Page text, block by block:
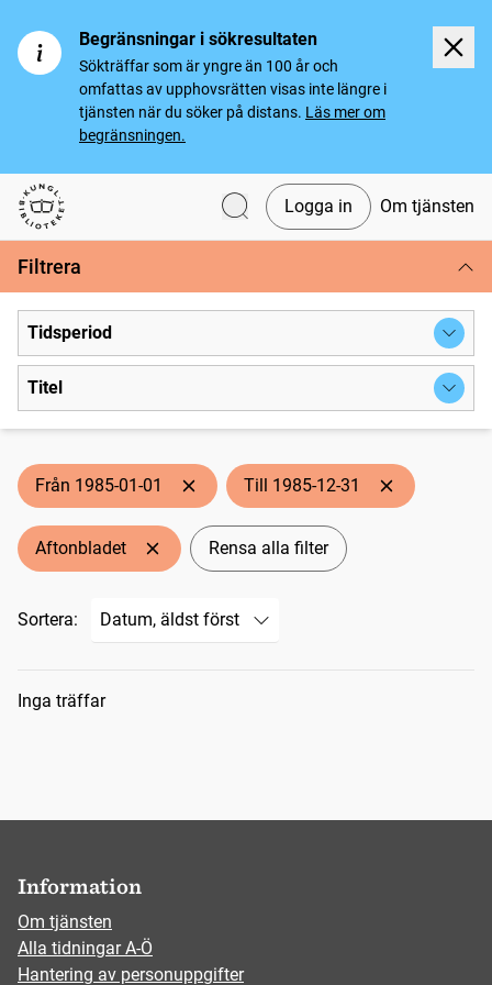
Begränsningar i sökresultaten
Sökträffar som är yngre än 100 år och
omfattas av upphovsrätten visas inte längre i
tjänsten när du söker på distans. Läs mer om
begränsningen.
Svenska tidningar
Logga in Om tjänsten
Filtrera
Tidsperiod
Titel
Från 1985-01-01 Till 1985-12-31
Aftonbladet Rensa alla filter
Sortera:
Sökresultat
Inga träffar
Information
Om tjänsten
Alla tidningar A-Ö
Hantering av personuppgifter